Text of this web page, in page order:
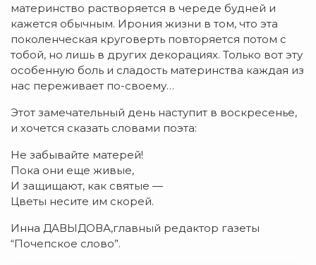
материнство растворяется в череде будней и
кажется обычным. Ирония жизни в том, что эта
поколенческая круговерть повторяется потом с
тобой, но лишь в других декорациях. Только вот эту
особенную боль и сладость материнства каждая из
нас переживает по-своему…
Этот замечательный день наступит в воскресенье,
и хочется сказать словами поэта:
Не забывайте матерей!
Пока они еще живые,
И защищают, как святые —
Цветы несите им скорей.
Инна ДАВЫДОВА,главный редактор газеты
“Почепское слово”.